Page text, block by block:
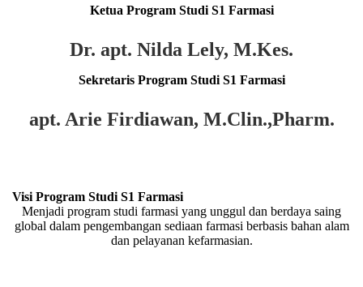
Ketua Program Studi S1 Farmasi
Dr. apt. Nilda Lely, M.Kes.
Sekretaris Program Studi S1 Farmasi
apt. Arie Firdiawan, M.Clin.,Pharm.
Visi Program Studi S1 Farmasi
Menjadi program studi farmasi yang unggul dan berdaya saing
global dalam pengembangan sediaan farmasi berbasis bahan alam
dan pelayanan kefarmasian.